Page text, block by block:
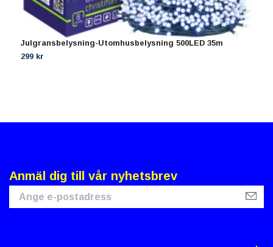
Julgransbelysning-Utomhusbelysning 500LED 35m
299 kr
Anmäl dig till vår nyhetsbrev